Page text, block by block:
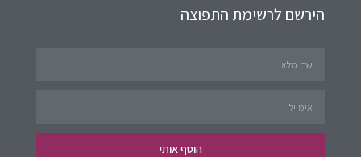
הירשם לרשימת התפוצה
הוסף אותי